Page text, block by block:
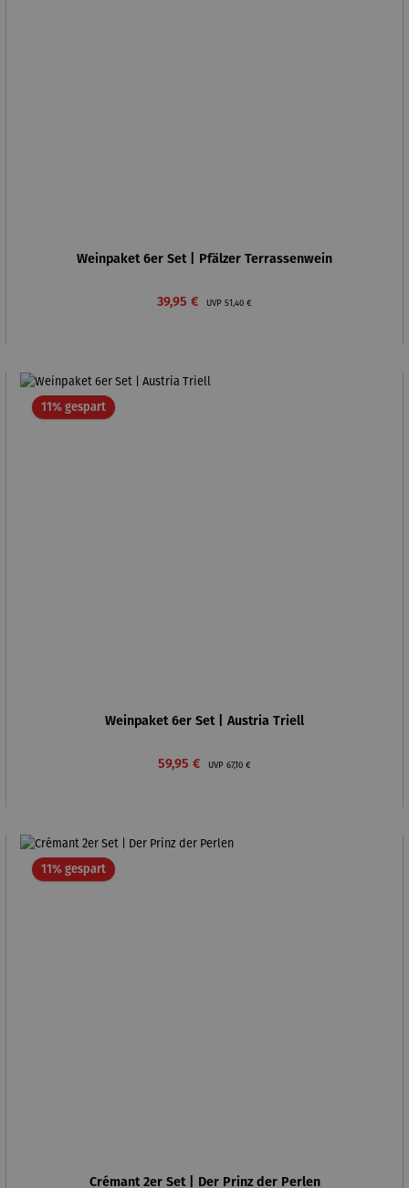
Weinpaket 6er Set | Pfälzer Terrassenwein
Verkaufspreis:
39,95 € UVP Regulärer Preis:
51,40 €
11% gespartRabatt
Weinpaket 6er Set | Austria Triell
Verkaufspreis:
59,95 € UVP Regulärer Preis:
67,10 €
11% gespartRabatt
Crémant 2er Set | Der Prinz der Perlen